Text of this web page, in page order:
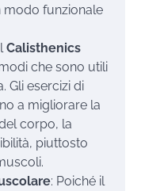
funzionale
Calisthenics
che sono utili
Gli esercizi di
a migliorare la
corpo, la
piuttosto
: Poiché il